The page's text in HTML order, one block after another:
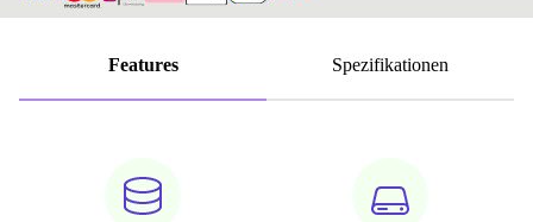
Features Spezifikationen